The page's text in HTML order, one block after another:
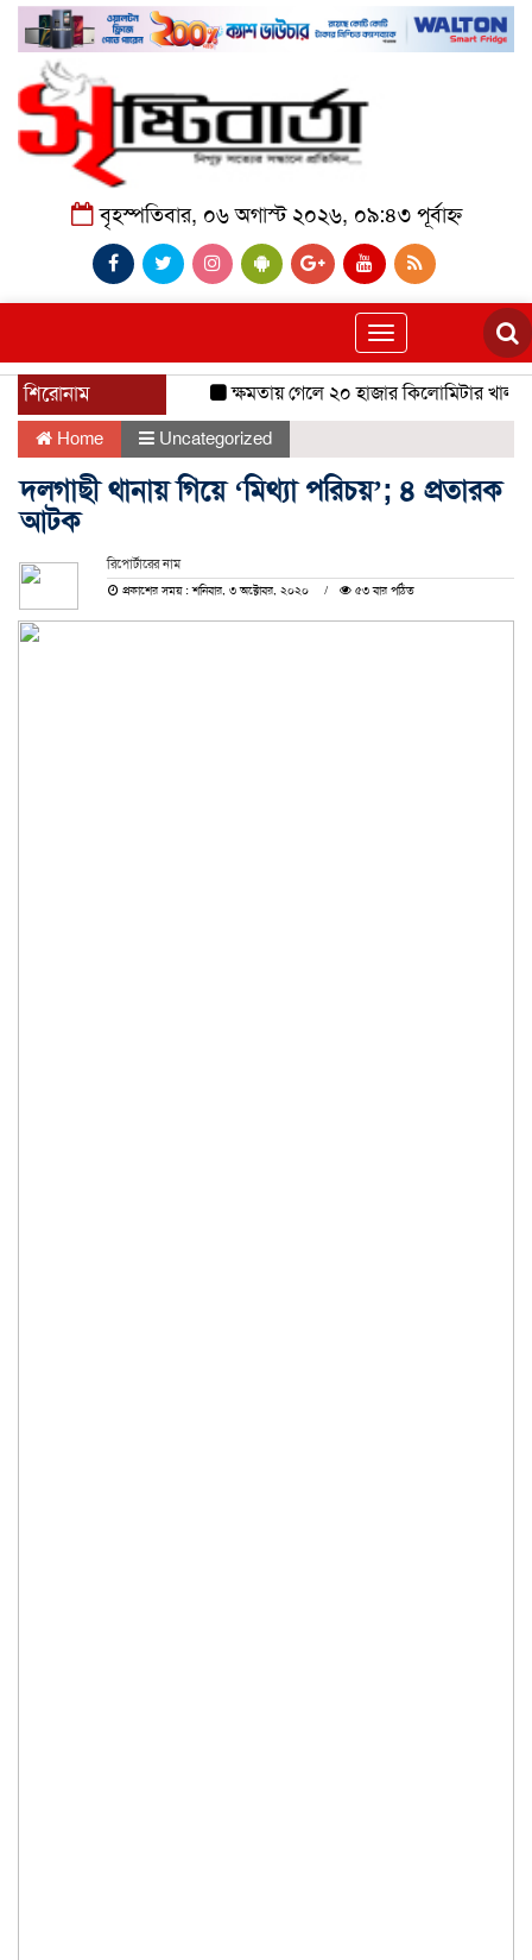
বৃহস্পতিবার, ০৬ অগাস্ট ২০২৬, ০৯:৪৩ পূর্বাহ্ন
Toggle
navigation
শিরোনাম ক্ষমতায় গেলে ২০ হাজার কিলোমিটার খাল
Home Uncategorized
দলগাছী থানায় গিয়ে ‘মিথ্যা পরিচয়’; ৪ প্রতারক
আটক
রিপোর্টারের নাম
প্রকাশের সময় : শনিবার, ৩ অক্টোবর, ২০২০
৫৩ বার পঠিত